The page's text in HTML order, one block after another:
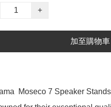
+
加至購物車
Moseco 7 Speaker